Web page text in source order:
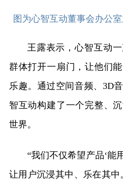
图为心智互动董事会办公
王露表示，心智互动
群体打开一扇门，让他们
乐趣。通过空间音频、3D
智互动构建了一个完整、
世界。
“我们不仅希望产品‘能
让用户沉浸其中、乐在其